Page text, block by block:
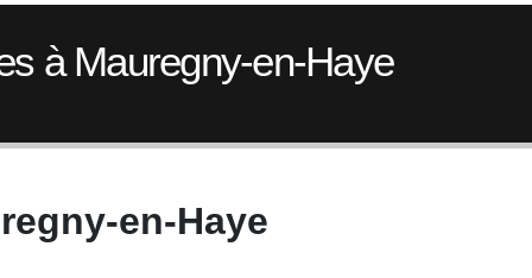
à Mauregny-en-Haye
en-Haye